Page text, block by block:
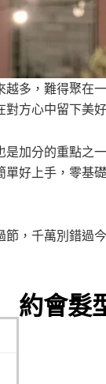
多，難得聚在
方心中留下美
加分的重點之
好上手，零基
，千萬別錯過
約會髮